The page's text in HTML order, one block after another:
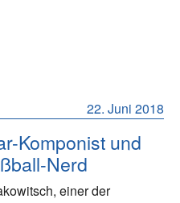
22. Juni 2018
Komponist und
Nerd
einer der